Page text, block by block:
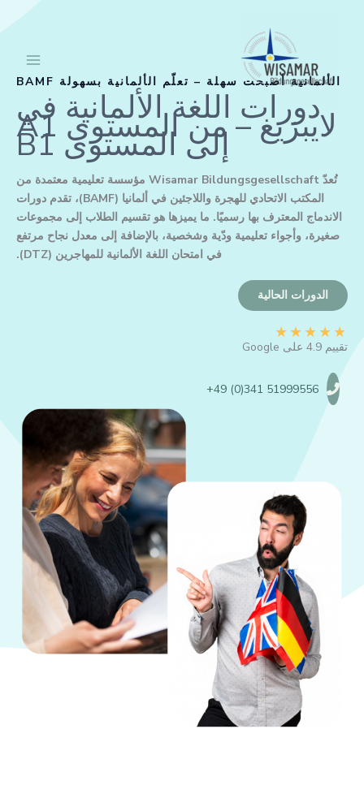
الألمانية أصبحت سهلة – تعلّم الألمانية بسهولة BAMF
دورات اللغة الألمانية في
لايبزيغ – من المستوى A1 إلى المستوى B1
تُعدّ Wisamar Bildungsgesellschaft مؤسسة تعليمية معتمدة من
المكتب الاتحادي للهجرة واللاجئين في ألمانيا (BAMF)، تقدم دورات
الاندماج المعترف بها رسميًا. ما يميزها هو تقسيم الطلاب إلى مجموعات
صغيرة، وأجواء تعليمية ودّية وشخصية، بالإضافة إلى معدل نجاح مرتفع
في امتحان اللغة الألمانية للمهاجرين (DTZ).
الدورات الحالية
★
★
★
★
★
تقييم 4.9 على Google
+49 (0)341 51999556